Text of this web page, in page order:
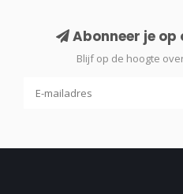
Abonneer je op
Blijf op de hoogte